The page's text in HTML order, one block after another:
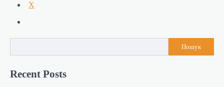
X
Пошук
Recent Posts